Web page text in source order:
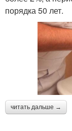
порядка 50 лет.
читать дальше →